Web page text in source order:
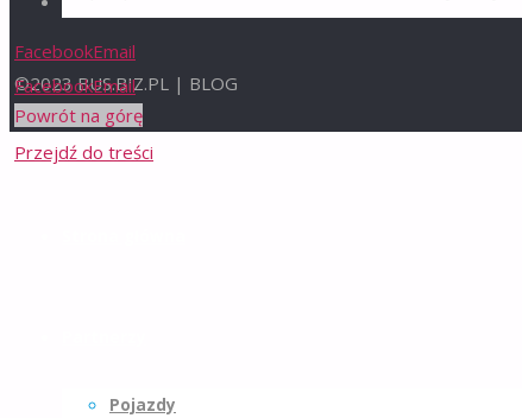
FacebookEmail
Przejdź do treści
Pojazdy
FacebookEmail
©2023 BUS.BIZ.PL | BLOG
Powrót na górę